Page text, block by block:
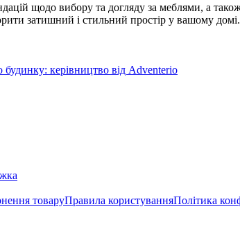
щодо вибору та догляду за меблями, а
затишний і стильний простір у вашому
будинку: керівництво від Adventerio
товаруПравила користуванняПолітика